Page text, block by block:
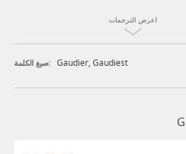
اعرض الترجمات
صيغ الكلمة: Gaudier, Gaudiest